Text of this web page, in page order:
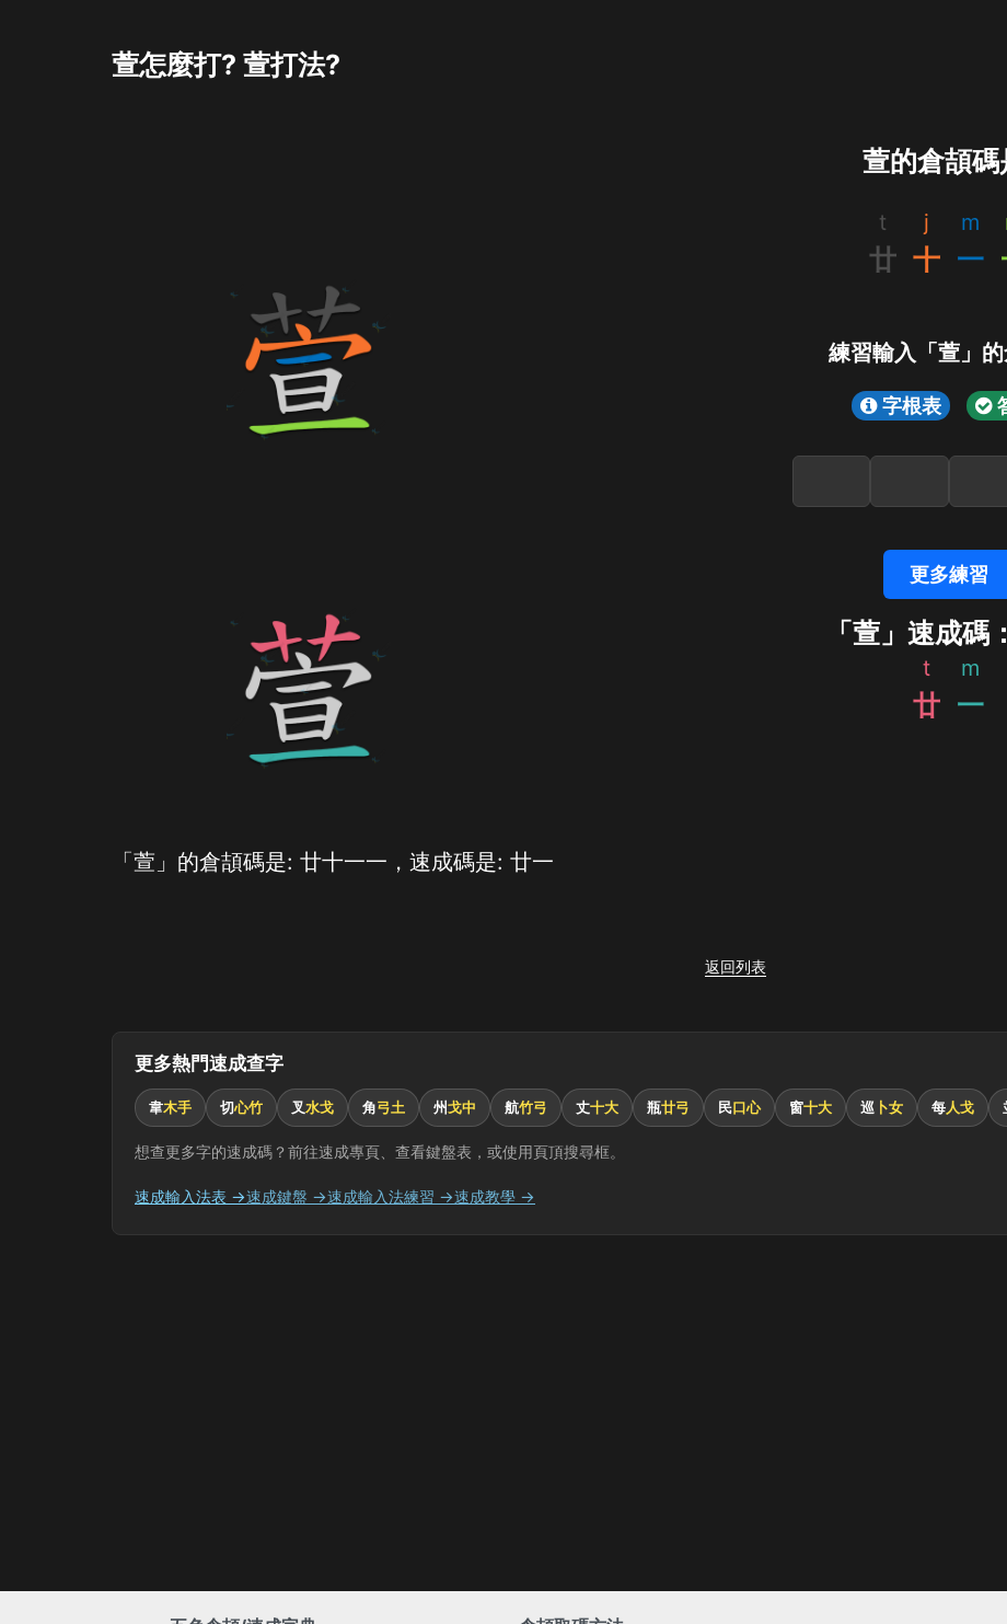
萱怎麼打? 萱打法?
萱的倉頡碼
t
廿
j
十
m
一
練習輸入「萱」
字根表
更多練習
「萱」速成碼
t
廿
m
一
「萱」的倉頡碼是: 廿十一一，速成碼是: 廿一
返回列表
更多熱門速成查字
韋木手 切心竹 叉水戈 角弓土 州戈中 航竹弓 丈十大 瓶廿弓 民口心 窗十大 巡 卜女 每人戈
想查更多字的速成碼？前往速成專頁、查看鍵盤表，或使用頁頂搜尋框。
速成輸入法表 →速成鍵盤 →速成輸入法練習 →速成教學 →